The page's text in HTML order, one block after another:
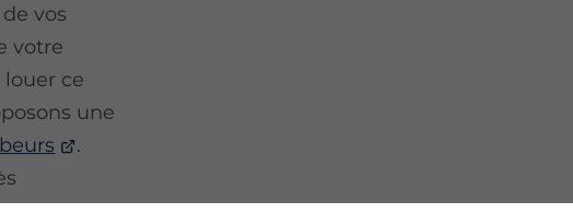
vos
votre
louer ce
une
.